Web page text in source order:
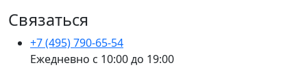
Связаться
+7 (495) 790-65-54
Ежедневно с 10:00 до 19:00